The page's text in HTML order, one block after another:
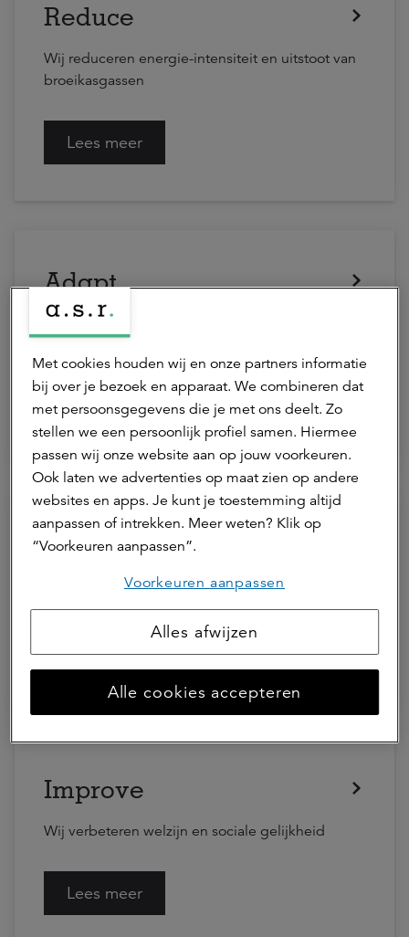
Reduce
Wij reduceren energie-intensiteit en uitstoot van
broeikasgassen
Lees meer
Adapt
Lees meer
Regenerate
Wij herstellen biodiversiteit en ecosystemen
Lees meer
Improve
Wij verbeteren welzijn en sociale gelijkheid
Lees meer
Met cookies houden wij en onze partners informatie
bij over je bezoek en apparaat. We combineren dat
met persoonsgegevens die je met ons deelt. Zo
stellen we een persoonlijk profiel samen. Hiermee
passen wij onze website aan op jouw voorkeuren.
Ook laten we advertenties op maat zien op andere
websites en apps. Je kunt je toestemming altijd
aanpassen of intrekken. Meer weten? Klik op
“Voorkeuren aanpassen”.
Voorkeuren aanpassen
Alles afwijzen
Alle cookies accepteren